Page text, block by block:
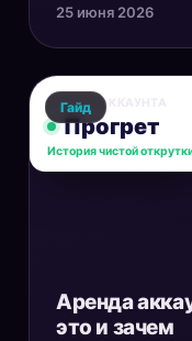
25 июня 2026
СТАТУС АККАУНТА
Прогрет
История чистой
Гайд
Аренда
это и зачем